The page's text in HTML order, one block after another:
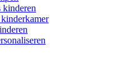
kinderen